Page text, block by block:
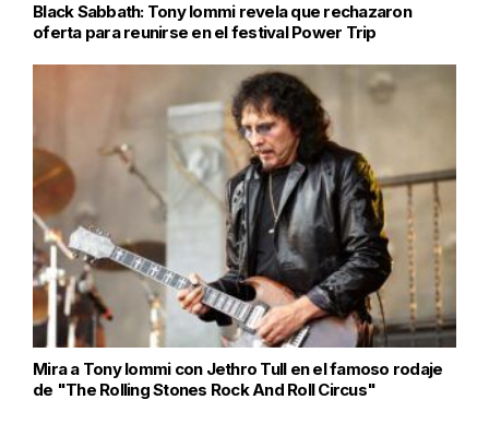
Black Sabbath: Tony Iommi revela que rechazaron
oferta para reunirse en el festival Power Trip
Mira a Tony Iommi con Jethro Tull en el famoso rodaje
de "The Rolling Stones Rock And Roll Circus"